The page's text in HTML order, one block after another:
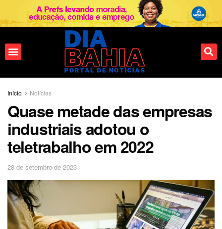
Início Notícias
Quase metade das empresas
industriais adotou o
teletrabalho em 2022
28 de setembro de 2023